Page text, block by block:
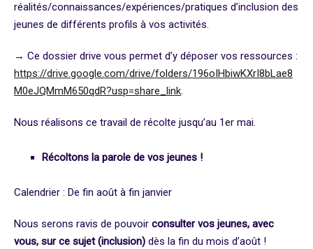
réalités/connaissances/expériences/pratiques d’inclusion des
jeunes de différents profils à vos activités.
→ Ce dossier drive vous permet d’y déposer vos ressources :
https://drive.google.com/drive/folders/196oIHbiwKXrI8bLae8
M0eJQMmM650qdR?usp=share_link.
Nous réalisons ce travail de récolte jusqu’au 1er mai.
Récoltons la parole de vos jeunes !
Calendrier : De fin août à fin janvier
Nous serons ravis de pouvoir consulter vos jeunes, avec
vous, sur ce sujet (inclusion) dès la fin du mois d’août !